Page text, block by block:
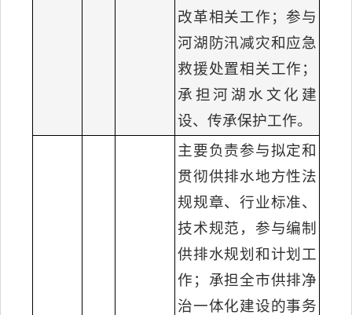
改革相关工作；参与
河湖防汛减灾和应急
救援处置相关工作；
承担河湖水文化建
设、传承保护工作。
主要负责参与拟定和
贯彻供排水地方性法
规规章、行业标准、
技术规范，参与编制
供排水规划和计划工
作；承担全市供排净
治一体化建设的事务